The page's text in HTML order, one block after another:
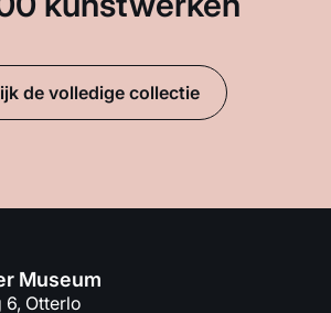
de volledige collectie
Museum
6, Otterlo